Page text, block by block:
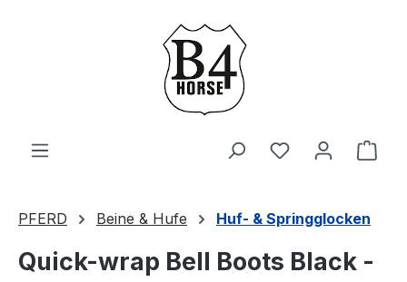
Zum Hauptinhalt springen
Du hast 0
PFERD Beine & Hufe Huf- & Springglocken
Quick-wrap Bell Boots Black -